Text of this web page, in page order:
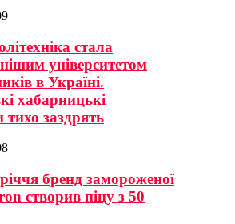
стала
університетом
в Україні.
хабарницькі
тихо заздрять
бренд замороженої
створив піцу з 50